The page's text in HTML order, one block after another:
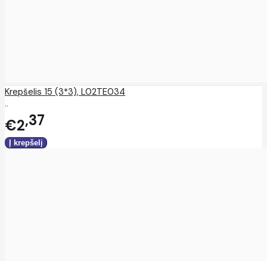
Krepšelis 15 (3*3), L02TE034
..
€2 37